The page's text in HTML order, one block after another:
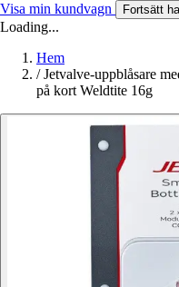
Visa min kundvagn Fortsätt
Loading...
Hem
/ Jetvalve-uppblåsare
på kort Weldtite 16g